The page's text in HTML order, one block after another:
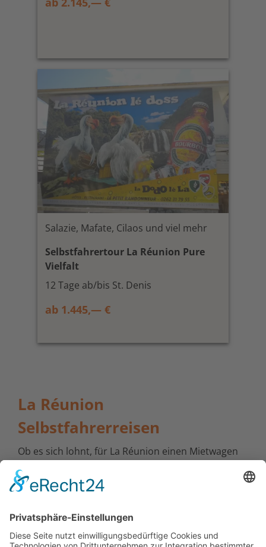
Salazie, Mafate, Cilaos und viel mehr
Selbstfahrertour La Réunion Pure
Vielfalt
12 Tage ab/bis St. Denis
ab 1.445,— €
La Réunion
Selbstfahrerreisen
Ob es sich lohnt, für La Réunion einen Mietwagen
nicht komplett zu Fuß erkunden möchte, der ist mit
einem Mietwagen bestens beraten. Sie gelangen
über Nacht stehen lassen, wenn Sie zum Beispiel
doch in den Talkessel Mafate oder aber auf den